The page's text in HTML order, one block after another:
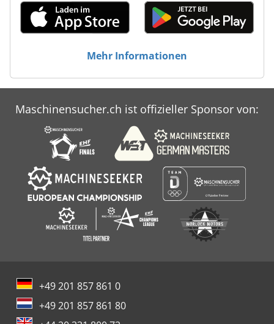
Mehr Informationen
Maschinensucher.ch ist offizieller Sponsor von:
+49 201 857 861 0
+49 201 857 861 80